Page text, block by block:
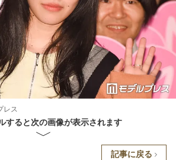
レス
すると次の画像が表示されます
記事に戻る